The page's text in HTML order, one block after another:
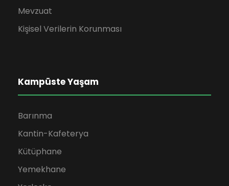
Mevzuat
Kişisel Verilerin Korunması
Kampüste Yaşam
Barınma
Kantin-Kafeterya
Kütüphane
Yemekhane